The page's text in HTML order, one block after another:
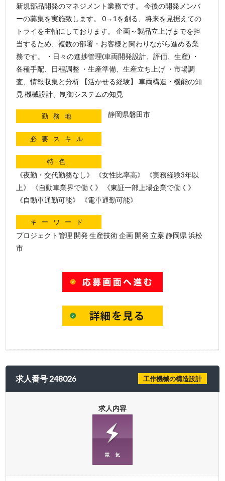
新規部品開発のマネジメント業務です。 今後の開発メンバ
ーの募集を実施致します。 0→1を創る、将来を見据えての
トライを主軸にしております。 企画～製品立上げまでを担
当するため、複数の部署・お客様と関わりながら進める業
務です。 ・日々の進捗管理(車両開発設計、評価、生産) ・
各種手配、日程調整 ・生産準備、生産立ち上げ ・市場調
査、情報収集と分析 【活かせる経験】 車両構造・機能の知
見 機械設計、制御システムの知見
勤務地 静岡県磐田市
必要スキル
特色
《夜勤・交代勤務なし》 《女性比率高》 《実務経験3年以
上》 《自動車業界で働く》 《東証一部上場企業で働く》
《自動車通勤可能》 《電車通勤可能》
キーワード
プロジェクト管理 開発 生産技術 企画 開発 立案 静岡県 浜松
市
求人番号 248026 工作機械の構造設計
求人内容